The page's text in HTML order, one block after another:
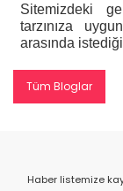
Sitemizdeki
tarzınıza
arasında
Tüm Bloglar
Haber listemize